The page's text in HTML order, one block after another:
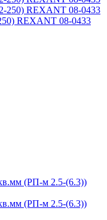
REXANT 08-0433